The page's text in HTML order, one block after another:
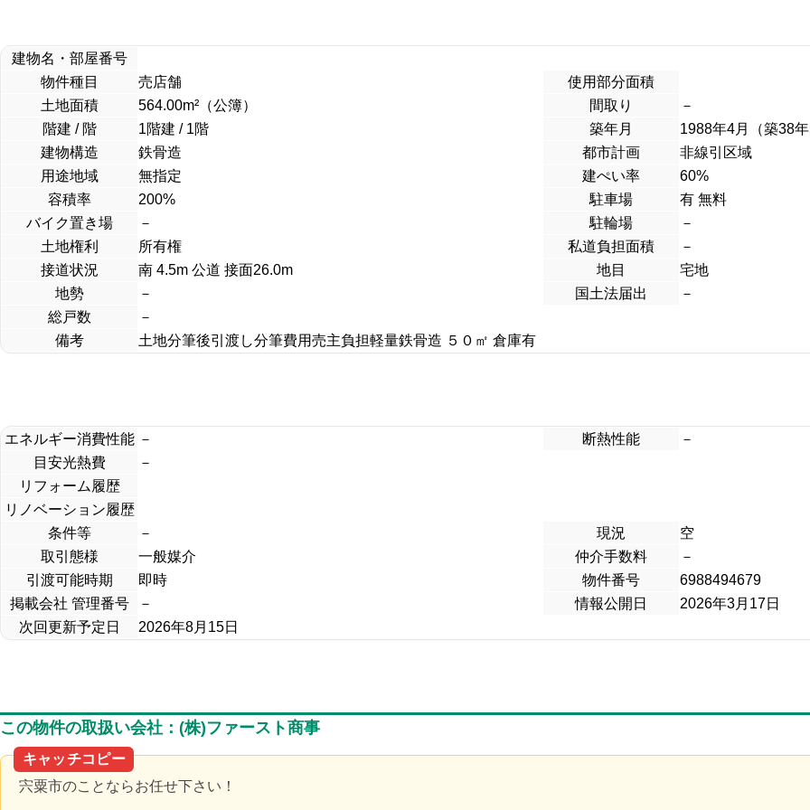
建物名・部屋番号
物件種目
売店舗
使用部分面積
土地面積
564.00m²（公簿） 間取り
－
階建 / 階
1階建 / 1階 築年月
1988年4月（築38年
建物構造
鉄骨造 都市計画
非線引区域
用途地域
無指定 建ぺい率
60%
容積率
200% 駐車場
有 無料
バイク置き場
－ 駐輪場
－
土地権利
所有権 私道負担面積
－
接道状況
南 4.5m 公道 接面26.0m 地目
宅地
地勢
－ 国土法届出
－
総戸数
－
備考
土地分筆後引渡し分筆費用売主負担軽量鉄骨造 ５０㎡ 倉庫有
エネルギー消費性能 － 断熱性能
－
目安光熱費
－
リフォーム履歴
リノベーション履歴
条件等
－ 現況
空
取引態様
一般媒介 仲介手数料
－
引渡可能時期
即時 物件番号
6988494679
掲載会社 管理番号
－ 情報公開日
2026年3月17日
次回更新予定日
2026年8月15日
この物件の取扱い会社：(株)ファースト商事
キャッチコピー
宍粟市のことならお任せ下さい！